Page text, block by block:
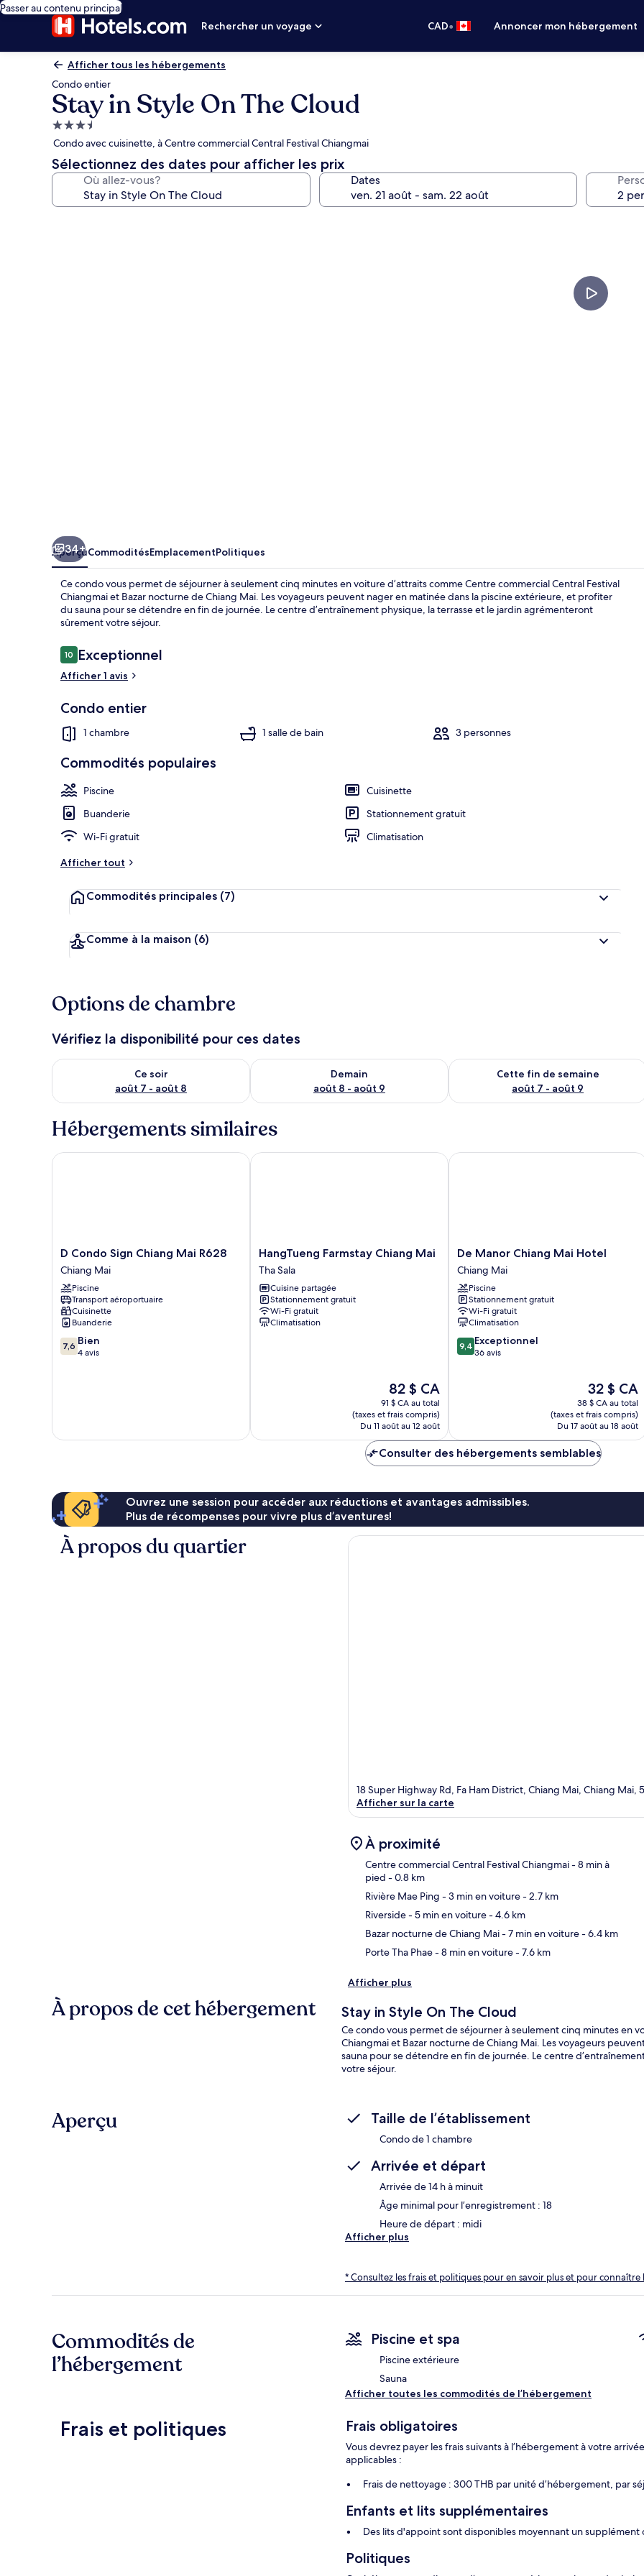
Passer au contenu principal
Rechercher un voyage
CAD• Annoncer mon hébergement
Afficher tous les hébergements
Condo entier
Stay in Style On The Cloud
Hébergement
3.5 étoiles
Condo avec cuisinette, à Centre commercial Central Festival Chiangmai
Sélectionnez des dates pour afficher les prix
Où allez-vous? Dates
34+
AperçuCommoditésEmplacementPolitiques
Ce condo vous permet de séjourner à seulement cinq minutes en voiture d’attraits comme Centre commercial Central Festival
Chiangmai et Bazar nocturne de Chiang Mai. Les voyageurs peuvent nager en matinée dans la piscine extérieure, et profiter
du sauna pour se détendre en fin de journée. Le centre d’entraînement physique, la terrasse et le jardin agrémenteront
sûrement votre séjour.
Avis
1010 sur 10 –
Exceptionnel
Afficher 1 avis
Condo entier
1 chambre 1 salle de bain 3 personnes
Commodités populaires
Piscine
Cuisinette
Buanderie
Stationnement gratuit
Wi-Fi gratuit
Climatisation
Afficher tout
Commodités principales (7)
Comme à la maison (6)
Options de chambre
Vérifiez la disponibilité pour ces dates
Ce soir
août 7 - août 8
Vérifier la disponibilité pour ce soir août 7 - août 8
Demain
août 8 - août 9
Vérifier la disponibilité pour demain août 8 - août 9
Cette fin de semaine
août 7 - août 9
Vérifier la disponibilité pour cette fin
Hébergements similaires
D
Condo
Sign
Chiang
Mai
R628
Chiang
Mai
D Condo Sign Chiang Mai R628
Chiang Mai
Piscine
Transport aéroportuaire
Cuisinette
Buanderie
7.6
sur
7,6 Bien
4 avis
D Condo Sign Chiang Mai R628
HangTueng
Farmstay
Chiang
Mai
Tha
Sala
HangTueng Farmstay Chiang Mai
Tha Sala
Cuisine partagée
Stationnement gratuit
Wi-Fi gratuit
Climatisation
Le
prix
est
de
82 $ CA
82 $ CA
91 $ CA au total
(taxes et frais compris)
Du 11 août au 12 août
HangTueng Farmstay Chiang Mai
De
Manor
Chiang
Mai
Hotel
Chiang
Mai
De Manor Chiang Mai Hotel
Chiang Mai
Piscine
Stationnement gratuit
Wi-Fi gratuit
Climatisation
9.4
sur
9,4 Exceptionnel
36 avis
Le
prix
est
de
32 $ CA
32 $ CA
38 $ CA au total
(taxes et frais compris)
Du 17 août au 18 août
De Manor Chiang Mai Hotel
Consulter des hébergements semblables
Ouvrez une session pour accéder aux réductions et avantages admissibles.
Plus de récompenses pour vivre plus d’aventures!
À propos du quartier
18 Super Highway Rd, Fa Ham District, Chiang Mai, Chiang Mai,
Afficher sur la carte
À proximité
Centre commercial Central Festival Chiangmai- 8 min à
pied - 0.8 km
Rivière Mae Ping - 3 min en voiture- 2.7 km
Riverside- 5 min en voiture- 4.6 km
Bazar nocturne de Chiang Mai- 7 min en voiture- 6.4 km
Porte Tha Phae- 8 min en voiture- 7.6 km
Afficher plus
À propos de cet hébergement Stay in Style On The Cloud
Ce condo vous permet de séjourner à seulement cinq minutes en
Chiangmai et Bazar nocturne de Chiang Mai. Les voyageurs
sauna pour se détendre en fin de journée. Le centre
votre séjour.
Aperçu Taille de l’établissement
Condo de 1 chambre
Arrivée et départ
Arrivée de 14 h à minuit
Âge minimal pour l’enregistrement : 18
Heure de départ : midi
Afficher plus
* Consultez les frais et politiques pour en savoir plus et pour connaître
Commodités de
l’hébergement
Piscine et spa
Piscine extérieure
Sauna
Afficher toutes les commodités de l’hébergement
Frais et politiques Frais obligatoires
Vous devrez payer les frais suivants à l’hébergement à votre
applicables :
Frais de nettoyage : 300 THB par unité d’hébergement, par
Enfants et lits supplémentaires
Des lits d'appoint sont disponibles moyennant un supplément
Politiques